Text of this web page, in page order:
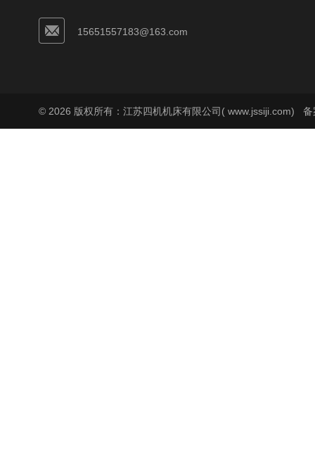
15651557183@163.com
© 2026 版权所有：江苏四机机床有限公司( www.jssiji.com) 备